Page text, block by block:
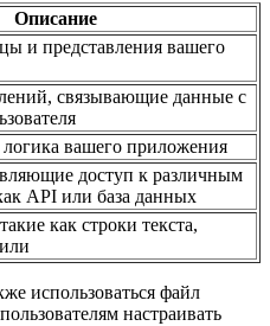
Описание
и представления вашего
связывающие данные с
вашего приложения
доступ к различным
API или база данных
как строки текста,
использоваться файл
настраивать